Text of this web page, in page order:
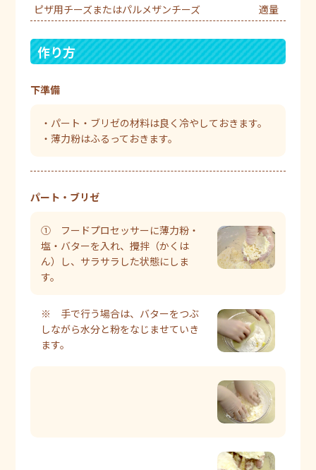
ピザ用チーズまたはパルメザンチーズ
適量
作り方
下準備
・パート・ブリゼの材料は良く冷やしておきます。
・薄力粉はふるっておきます。
パート・ブリゼ
① フードプロセッサーに薄力粉・
塩・バターを入れ、攪拌（かくは
ん）し、サラサラした状態にしま
す。
※ 手で行う場合は、バターをつぶ
しながら水分と粉をなじませていき
ます。